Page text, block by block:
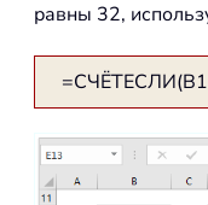
равны 32,